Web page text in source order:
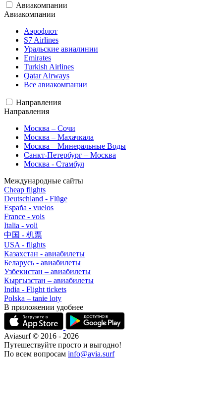
Авиакомпании
Авиакомпании
Аэрофлот
S7 Airlines
Уральские авиалинии
Emirates
Turkish Airlines
Qatar Airways
Все авиакомпании
Направления
Направления
Москва – Сочи
Москва – Махачкала
Москва – Минеральные Воды
Санкт-Петербург – Москва
Москва - Стамбул
Международные сайты
Cheap flights
Deutschland - Flüge
España - vuelos
France - vols
Italia - voli
中国 - 机票
USA - flights
Казахстан - авиабилеты
Беларусь - авиабилеты
Узбекистан – авиабилеты
Кыргызстан – авиабилеты
India - Flight tickets
Polska – tanie loty
В приложении удобнее
Aviasurf © 2016 - 2026
Путешествуйте просто и выгодно!
По всем вопросам info@avia.surf